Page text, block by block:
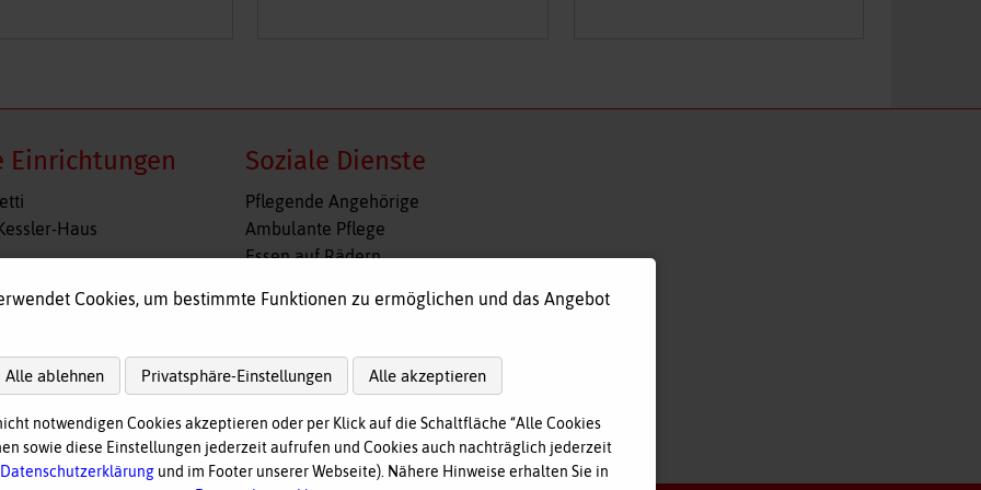
Einrichtungen
Haus
Wohngruppe Obergünzburg
Soziale Dienste
Navigation
überspringen
Pflegende Angehörige
Ambulante Pflege
Essen auf Rädern
Tagespflege
nach oben
Cookies, um bestimmte Funktionen zu ermöglichen und das Angebot
Alle ablehnen Privatsphäre-Einstellungen Alle akzeptieren
notwendigen Cookies akzeptieren oder per Klick auf die Schaltfläche “Alle Cookies
sowie diese Einstellungen jederzeit aufrufen und Cookies auch nachträglich jederzeit
Datenschutzerklärung und im Footer unserer Webseite). Nähere Hinweise erhalten Sie in